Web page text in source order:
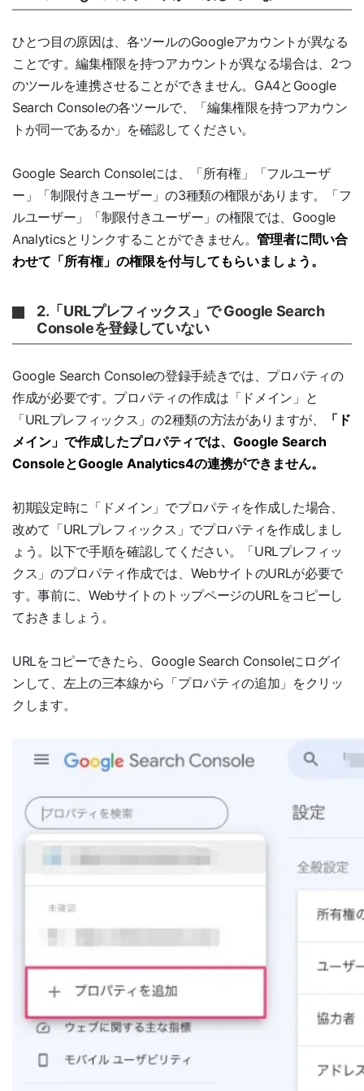
ひとつ目の原因は、各ツールのGoogleアカウントが異なる
ことです。編集権限を持つアカウントが異なる場合は、2つ
のツールを連携させることができません。GA4とGoogle
Search Consoleの各ツールで、「編集権限を持つアカウン
トが同一であるか」を確認してください。
Google Search Consoleには、「所有権」「フルユーザ
ー」「制限付きユーザー」の3種類の権限があります。「フ
ルユーザー」「制限付きユーザー」の権限では、Google
Analyticsとリンクすることができません。管理者に問い合
わせて「所有権」の権限を付与してもらいましょう。
2.「URLプレフィックス」で Google Search
Consoleを登録していない
Google Search Consoleの登録手続きでは、プロパティの
作成が必要です。プロパティの作成は「ドメイン」と
「URLプレフィックス」の2種類の方法がありますが、
「ド
メイン」で作成したプロパティでは、Google Search
ConsoleとGoogle Analytics4の連携ができません。
初期設定時に「ドメイン」でプロパティを作成した場合、
改めて「URLプレフィックス」でプロパティを作成しまし
ょう。以下で手順を確認してください。「URLプレフィッ
クス」のプロパティ作成では、WebサイトのURLが必要で
す。事前に、WebサイトのトップページのURLをコピーし
ておきましょう。
URLをコピーできたら、Google Search Consoleにログイ
ンして、左上の三本線から「プロパティの追加」をクリッ
クします。